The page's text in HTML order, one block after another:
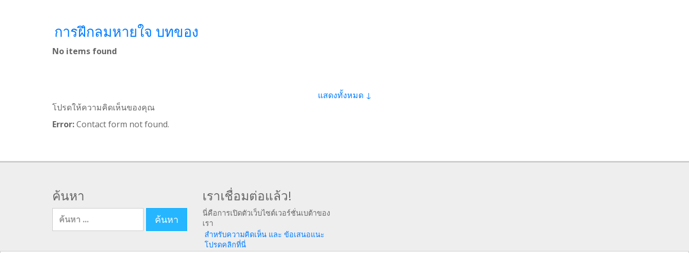
การฝึกลมหายใจ บทของ
No items found
แสดงทั้งหมด ↓
โปรดให้ความคิดเห็นของคุณ
Error:Contact form not found.
ค้นหา เราเชื่อมต่อแล้ว!
นี่คือการเปิดตัวเว็บไซต์เวอร์ชั่นเบต้าของ
เรา
สำหรับความคิดเห็น และ ข้อเสนอแนะ
โปรดคลิกที่นี่